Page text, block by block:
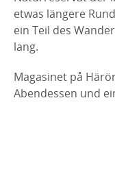
etwas längere
ein Teil des
lang.
Magasinet på
Abendessen und